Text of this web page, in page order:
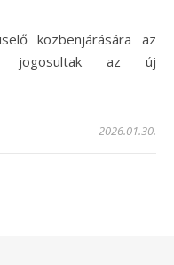
jogosultak az új
2026.01.30.